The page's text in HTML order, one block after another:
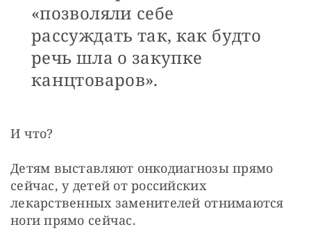
«позволяли себе
рассуждать так, как будто
речь шла о закупке
канцтоваров».
И что?
Детям выставляют онкодиагнозы прямо
сейчас, у детей от российских
лекарственных заменителей отнимаются
ноги прямо сейчас.